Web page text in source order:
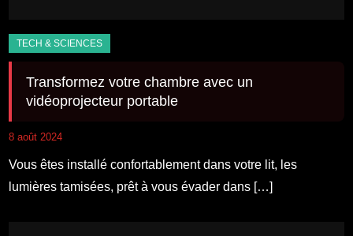
Transformez votre chambre avec un
vidéoprojecteur portable
8 août 2024
Vous êtes installé confortablement dans votre lit, les
lumières tamisées, prêt à vous évader dans […]